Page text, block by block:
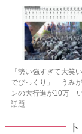
「勢い強すぎて大笑
でびっくり」 うみ
ンの大行進が10万「
話題